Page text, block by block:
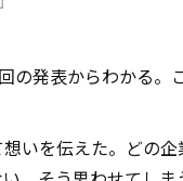
の発表からわかる。
いを伝えた。どの